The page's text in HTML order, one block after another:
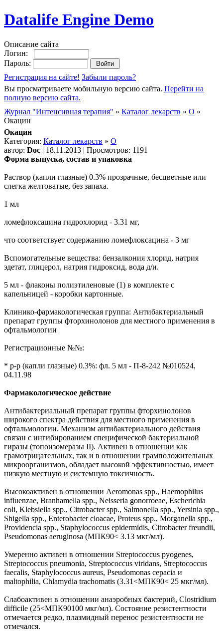
Datalife Engine Demo
Описание сайта
Логин:
Пароль:
Регистрация на сайте! Забыли пароль?
Вы просматриваете мобильную версию сайта. Перейти на
полную версию сайта.
Журнал "Интенсивная терапия" » Каталог лекарств » О »
Окацин
Окацин
Категория: Каталог лекарств » О
автор: Doc | 18.11.2013 | Просмотров: 1191
Форма выпуска, состав и упаковка
Раствор (капли глазные) 0.3% прозрачные, бесцветные или
слегка желтоватые, без запаха.
1 мл
ломефлоксацина гидрохлорид - 3.31 мг,
что соответствует содержанию ломефлоксацина - 3 мг
Вспомогательные вещества: бензалкония хлорид, натрия
эдетат, глицерол, натрия гидроксид, вода д/и.
5 мл - флаконы полиэтиленовые (1) в комплекте с
капельницей - коробки картонные.
Клинико-фармакологическая группа: Антибактериальный
препарат группы фторхинолонов для местного применения в
офтальмологии
Регистрационные №№:
* р-р (капли глазные) 0.3%: фл. 5 мл - П-8-242 №010524,
04.11.98
Фармакологическое действие
Антибактериальный препарат группы фторхинолонов
широкого спектра действия для местного применения в
офтальмологии. Механизм антибактериального действия
связан с ингибированием специфической бактериальной
гиразы (топоизомеразы II). Активен в отношении как
грамотрицательных, так и в отношении грамположительных
микроорганизмов, обладает высокой эффективностью, имеет
низкую местную и системную токсичность.
Высокоактивен в отношении Aeromonas spp., Haemophilus
influenzae, Branhamella spp., Neisseria gonorroeae, Escherichia
coli, Klebsiella spp., Citrobacter spp., Salmonella spp., Yersinia spp.,
Shigella spp., Enterobacter cloacae, Proteus spp., Morganella spp.,
Providencia spp., Staphylococcus epidermidis, Citrobacter freundii,
Pseudomonas aeruginosa (МПК90< 3.13 мкг/мл).
Умеренно активен в отношении Streptococcus pyogenes,
Streptococcus pneumonia, Streptococcus viridans, Streptococcus
faecalis, Staphylococcus aureus, Pseudomonas cepacia и
maltophilia, Chlamydia trachomatis (3.31<МПК90< 25 мкг/мл).
Слабоактивен в отношении анаэробных бактерий, Clostridium
difficile (25<МПК90100 мкг/мл). Состояние резистентности
отмечается редко, плазмидный перенос резистентности не
отмечался.